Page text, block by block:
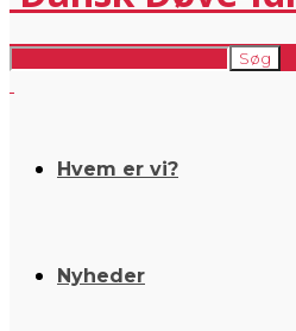
Hvem er vi?
Nyheder